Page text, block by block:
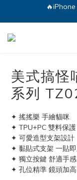
💕加入
美式搞怪
系列
✦ 搖搖樂 手繪貓咪
✦ TPU+PC 雙料保護
✦ 可愛造型支架設計
✦ 黏貼式支架 一貼即
✦ 獨立按鍵 舒適手感
✦ 孔位精準 鏡頭加高